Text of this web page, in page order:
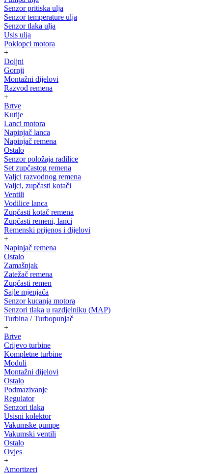
Senzor pritiska ulja
Senzor temperature ulja
Senzor tlaka ulja
Usis ulja
Poklopci motora
+
Doljni
Gornji
Montažni dijelovi
Razvod remena
+
Brtve
Kutije
Lanci motora
Napinjač lanca
Napinjač remena
Ostalo
Senzor položaja radilice
Set zupčastog remena
Valjci razvodnog remena
Valjci, zupčasti kotači
Ventili
Vodilice lanca
Zupčasti kotač remena
Zupčasti remeni, lanci
Remenski prijenos i dijelovi
+
Napinjač remena
Ostalo
Zamašnjak
Zatežač remena
Zupčasti remen
Sajle mjenjača
Senzor kucanja motora
Senzori tlaka u razdjelniku (MAP)
Turbina / Turbopunjač
+
Brtve
Crijevo turbine
Kompletne turbine
Moduli
Montažni dijelovi
Ostalo
Podmazivanje
Regulator
Senzori tlaka
Usisni kolektor
Vakumske pumpe
Vakumski ventili
Ostalo
Ovjes
+
Amortizeri